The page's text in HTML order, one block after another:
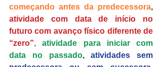
começando antes da predecessora,
atividade com data de início no
futuro com avanço físico diferente de
“zero”, atividade para iniciar com
data no passado, atividades sem